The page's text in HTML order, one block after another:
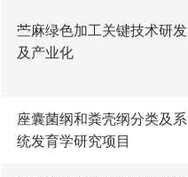
苎麻绿色加工关键技术研发
及产业化
座囊菌纲和粪壳纲分类及系
统发育学研究项目